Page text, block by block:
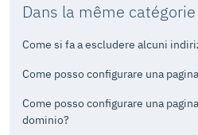
Dans la même catégorie
Come si fa a escludere alcuni
Come posso configurare una
Come posso configurare una
dominio?